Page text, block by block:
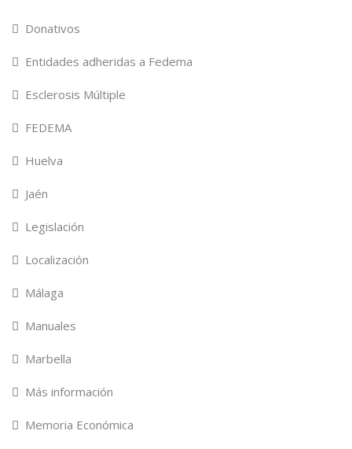
Donativos
Entidades adheridas a Fedema
Esclerosis Múltiple
FEDEMA
Huelva
Jaén
Legislación
Localización
Málaga
Manuales
Marbella
Más información
Memoria Económica